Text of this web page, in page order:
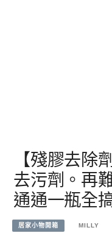
【殘膠去除
去污劑。再
通通一瓶全
居家小物開箱 MILLY